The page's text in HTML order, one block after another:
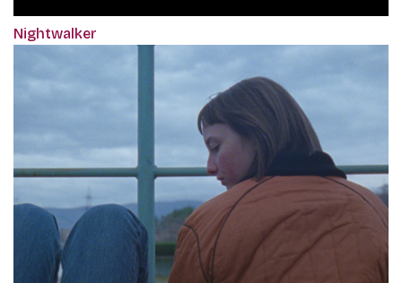
Nightwalker